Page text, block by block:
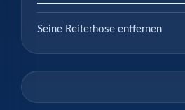
Seine Reiterhose entfernen